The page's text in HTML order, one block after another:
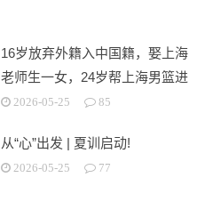
16岁放弃外籍入中国籍，娶上海
老师生一女，24岁帮上海男篮进
决赛
2026-05-25 85
从“心”出发 | 夏训启动!
2026-05-25 77